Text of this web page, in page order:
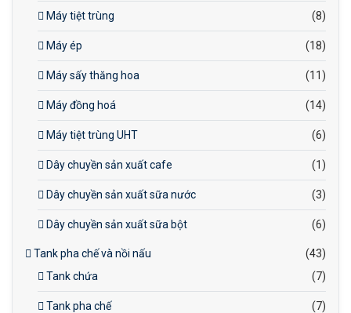
Máy tiệt trùng (8)
Máy ép (18)
Máy sấy thăng hoa (11)
Máy đồng hoá (14)
Máy tiệt trùng UHT (6)
Dây chuyền sản xuất cafe (1)
Dây chuyền sản xuất sữa nước (3)
Dây chuyền sản xuất sữa bột (6)
Tank pha chế và nồi nấu
(43)
Tank chứa
(7)
Tank pha chế (7)